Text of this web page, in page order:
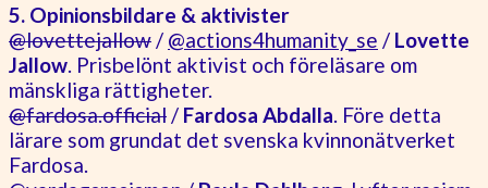
5. Opinionsbildare & aktivister
@lovettejallow/ @actions4humanity_se / Lovette
Jallow. Prisbelönt aktivist och föreläsare om
mänskliga rättigheter.
@fardosa.official/ Fardosa Abdalla. Före detta
lärare som grundat det svenska kvinnonätverket
Fardosa.